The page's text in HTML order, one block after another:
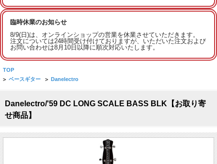
臨時休業のお知らせ
8/9(日)は、オンラインショップの営業を休業させていただきます。
注文については24時間受け付けておりますが、いただいた注文および
お問い合わせは8月10日以降に順次対応いたします。
TOP
> ベースギター > Danelectro
Danelectro/'59 DC LONG SCALE BASS BLK【お取り寄
せ商品】